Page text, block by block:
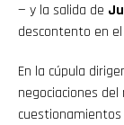
— y la salida de
descontento en
En la cúpula
negociaciones